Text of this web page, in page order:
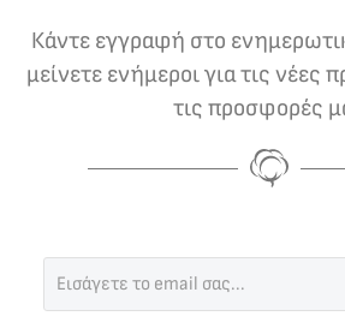
Κάντε εγγραφή στο
μείνετε ενήμεροι για τις νέες
τις προσφορές